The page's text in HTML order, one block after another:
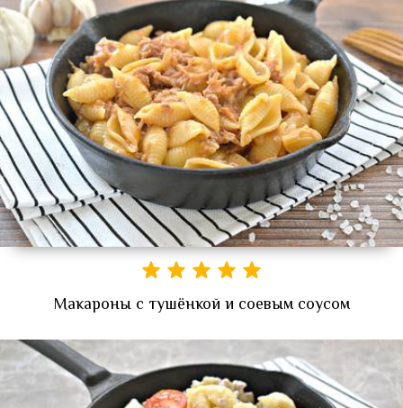
Макароны с тушёнкой и соевым соусом